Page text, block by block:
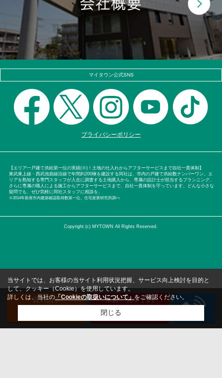
マイタウン公式SNS
プライバシーポリシー
【エリア一戸建て供給第一位の実績(※)！土地の仕入れからアフターサービスまで自社一貫体制】
東武東上線・西武池袋線沿線で年間約200棟を建設する同社は、市内の戸建て供給数ナンバーワン。エ
リアを熟知する専門スタッフが入念に調査する土地購入から、専属の設計士が担当するプランニング、
さらに専属の職人による施工からアフターサービスまで、自社一貫体制を守っています。どんな小さな
疑問でも、ぜひ気軽に同社スタッフに相談を。
※2014年新座市内建築確認取得数第一位。住宅産業研究所調べ
Copyright (c) MYTOWN All Rights Reserved.
資料請求
来店・見学予約
（無料）
当サイトでは、お客様の当サイト利用状況把握、サービス向上検討を目的と
して、クッキー（Cookie）を使用しています。
詳しくは、当社の「Cookieの取扱いについて」をご確認ください。
閉じる